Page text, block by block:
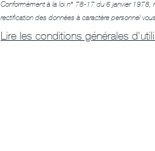
Conformément à la loi n° 78-17 du 6 janvier 1978,
rectification des données à caractère personnel
Lire les conditions générales